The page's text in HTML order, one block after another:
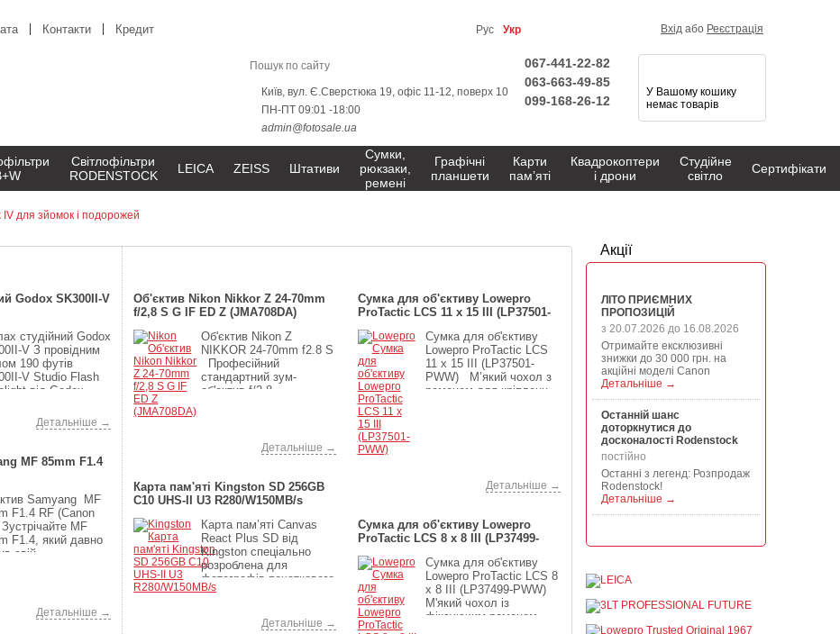
Godox SK300II-V
студійний Godox
V З провідним
190 футів
V Studio Flash
від Godox
Детальніше →
MF 85mm F1.4
Samyang MF
F1.4 RF (Canon
MF
F1.4, який давно
свій
Детальніше →
Об'єктив Nikon Nikkor Z 24-70mm
f/2,8 S G IF ED Z (JMA708DA)
Об'єктив Nikon Z
NIKKOR 24-70mm f2.8 S
Професійний
стандартний зум-
об'єктив f/2,8
Детальніше →
Карта пам'яті Kingston SD 256GB
C10 UHS-II U3 R280/W150MB/s
Карта пам’яті Canvas
React Plus SD від
Kingston спеціально
розроблена для
фотографів початкового
рівня, забезпечую...
Детальніше →
Сумка для об'єктиву Lowepro
ProTactic LCS 11 x 15 III (LP37501-
Сумка для об'єктиву
Lowepro ProTactic LCS
11 x 15 III (LP37501-
PWW) М’який чохол з
ременем для кріпленн...
Детальніше →
Сумка для об'єктиву Lowepro
ProTactic LCS 8 x 8 III (LP37499-
Сумка для об'єктиву
Lowepro ProTactic LCS 8
x 8 III (LP37499-PWW)
М'який чохол із
фіксуючим ременем
Акції
ЛІТО ПРИЄМНИХ
ПРОПОЗИЦІЙ
з 20.07.2026 до 16.08.2026
Отримайте ексклюзивні
знижки до 30 000 грн. на
акційні моделі Canon
Детальніше →
Останній шанс
доторкнутися до
досконалості Rodenstock
постійно
Останні з легенд: Розпродаж
Rodenstock!
Детальніше →
Manfrotto, National
продукції Manfrotto, National
гарантовану знижку від 50 до
Контакти Кредит Рус Укр Вхідабо Реєстрація
Київ, вул. Є.Сверстюка 19, офіс 11-12, поверх 10
ПН-ПТ 09:01 -18:00
admin@fotosale.ua
067-441-22-82
063-663-49-85
099-168-26-12
У Вашому кошику
немає товарів
Світлофільтри
RODENSTOCK
LEICA ZEISS Штативи
Сумки,
рюкзаки,
ремені
Графічні
планшети
Карти
пам’яті
Квадрокоптери
і дрони
Студійне
світло
Сертифікати